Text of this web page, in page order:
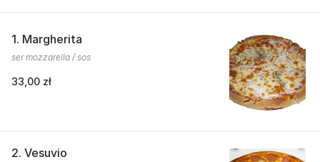
1. Margherita
ser mozzarella / sos
33,00 zł
2. Vesuvio